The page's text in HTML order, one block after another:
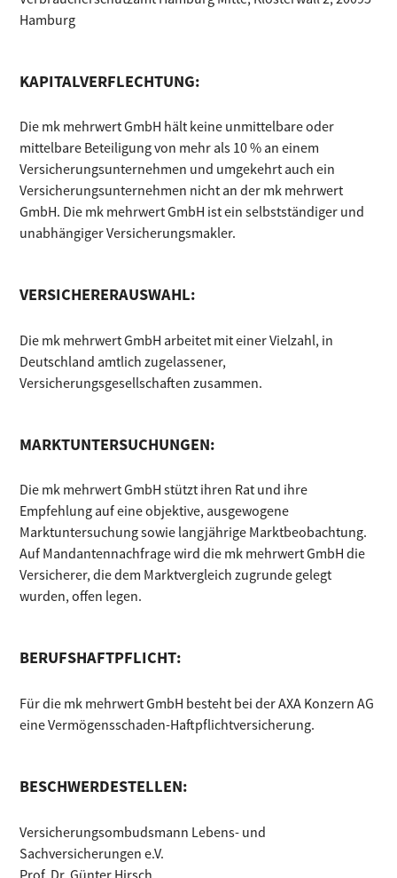
Hamburg
KAPITALVERFLECHTUNG:
Die mk mehrwert GmbH hält keine unmittelbare oder
mittelbare Beteiligung von mehr als 10 % an einem
Versicherungsunternehmen und umgekehrt auch ein
Versicherungsunternehmen nicht an der mk mehrwert
GmbH. Die mk mehrwert GmbH ist ein selbstständiger und
unabhängiger Versicherungsmakler.
VERSICHERERAUSWAHL:
Die mk mehrwert GmbH arbeitet mit einer Vielzahl, in
Deutschland amtlich zugelassener,
Versicherungsgesellschaften zusammen.
MARKTUNTERSUCHUNGEN:
Die mk mehrwert GmbH stützt ihren Rat und ihre
Empfehlung auf eine objektive, ausgewogene
Marktuntersuchung sowie langjährige Marktbeobachtung.
Auf Mandantennachfrage wird die mk mehrwert GmbH die
Versicherer, die dem Marktvergleich zugrunde gelegt
wurden, offen legen.
BERUFSHAFTPFLICHT:
Für die mk mehrwert GmbH besteht bei der AXA Konzern AG
eine Vermögensschaden-Haftpflichtversicherung.
BESCHWERDESTELLEN:
Versicherungsombudsmann Lebens- und
Sachversicherungen e.V.
Prof. Dr. Günter Hirsch